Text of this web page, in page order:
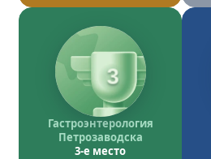
3
Гастроэнтерология
Петрозаводска
3-е место